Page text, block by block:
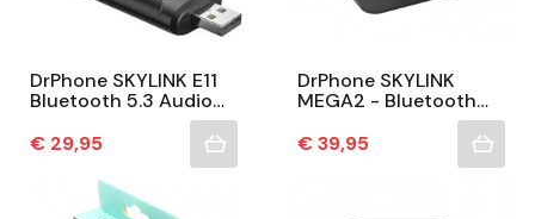
DrPhone SKYLINK E11
Bluetooth 5.3 Audio
Adaptive – Dual
Stream – USB &
Prijs
€ 29,95
DrPhone SKYLINK
MEGA2 - Bluetooth
Receiver / Zender -
AptX - RX/TX - 80M
Prijs
€ 39,95